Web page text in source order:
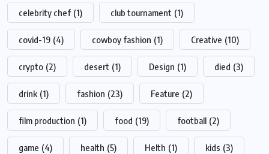
celebrity chef (1) club tournament (1)
covid-19 (4) cowboy fashion (1) Creative (10)
crypto (2) desert (1) Design (1) died (3)
drink (1) fashion (23) Feature (2)
film production (1) food (19) football (2)
game (4) health (5) Helth (1) kids (3)